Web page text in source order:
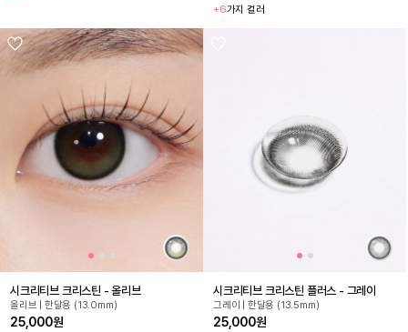
+6가지 컬러
시크리티브 크리스틴 - 올리브
올리브 | 한달용 (13.0mm)
25,000원
시크리티브 크리스틴 플러스 - 그레이
그레이 | 한달용 (13.5mm)
25,000원